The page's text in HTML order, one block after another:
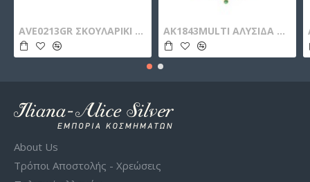
AVE0213GR ΣΚΟΥΛΑΡΙΚΙ ΚΡΙΚΟΣ ZIRGON GOLD PL 925 AK1843MULTI ΑΛΥΣΙΔΑ ΠΟΔΙΟΥ ZIRGON GOLD PL 925
About Us
Τρόποι Αποστολής - Χρεώσεις